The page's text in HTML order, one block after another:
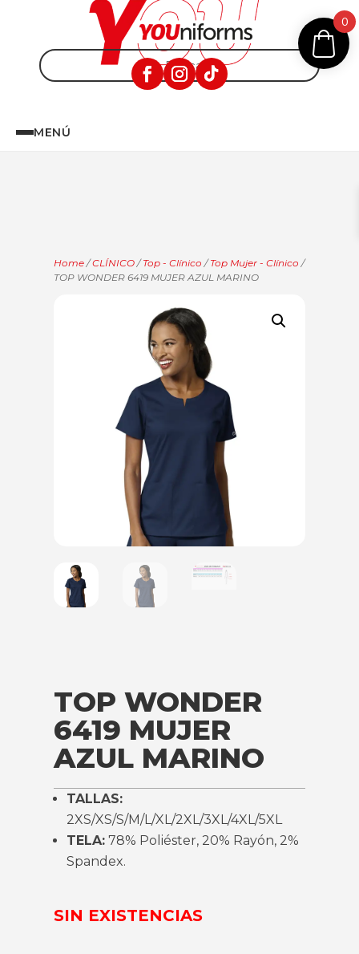
MENÚ
Home /CLÍNICO /Top - Clínico /Top Mujer - Clínico /
TOP WONDER 6419 MUJER AZUL MARINO
TOP WONDER
6419 MUJER
AZUL MARINO
TALLAS:
2XS/XS/S/M/L/XL/2XL/3XL/4XL/5XL
TELA: 78% Poliéster, 20% Rayón, 2%
Spandex.
SIN EXISTENCIAS
0